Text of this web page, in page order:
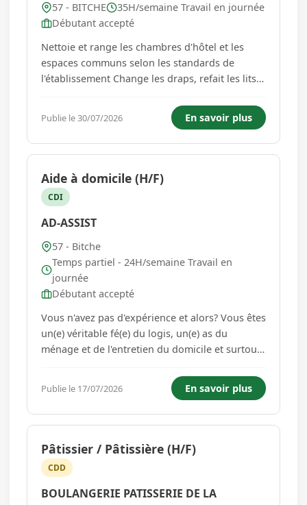
57 - BITCHE
35H/semaine Travail en journée
Débutant accepté
Nettoie et range les chambres d'hôtel et les
espaces communs selon les standards de
l'établissement Change les draps, refait les lits
Contrôle l'état des équipements de la chambre
et signale toute anomalie à la maintenance
Respecte les règles d'h...
Publie le 30/07/2026 En savoir plus
Aide à domicile (H/F)
CDI
AD-ASSIST
57 - Bitche
Temps partiel - 24H/semaine Travail en
journée
Débutant accepté
Vous n'avez pas d'expérience et alors? Vous êtes
un(e) véritable fé(e) du logis, un(e) as du
ménage et de l'entretien du domicile et surtout
avec votre engagement, votre volonté de
réaliser un travail de qualité. Vous êtes le talent
que nous rec...
Publie le 17/07/2026 En savoir plus
Pâtissier / Pâtissière (H/F)
CDD
BOULANGERIE PATISSERIE DE LA